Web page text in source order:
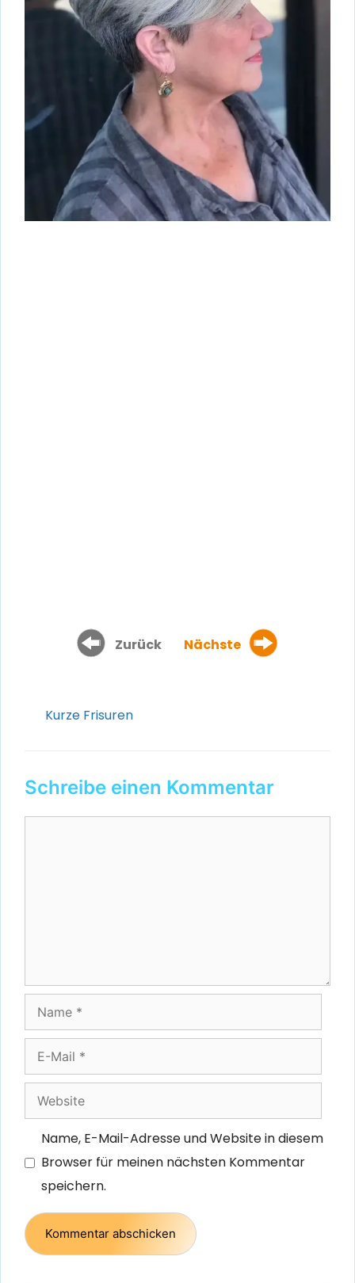
Zurück Nächste
Kategorien
Kurze Frisuren
Schreibe einen Kommentar
Name
Mail
Website
Name, E-Mail-Adresse und Website in diesem
Browser für meinen nächsten Kommentar
speichern.